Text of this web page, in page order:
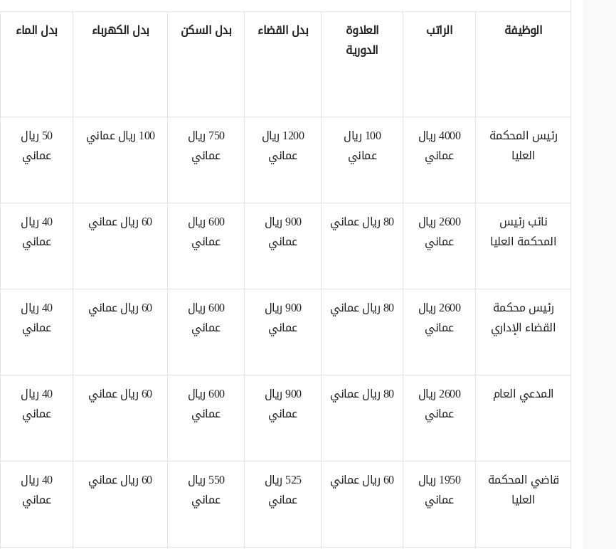
الوظيفة الراتب
العلاوة
الدورية
بدل القضاء بدل السكن بدل الكهرباء بدل الماء
رئيس المحكمة
العليا
4000 ريال
عماني
100 ريال
عماني
1200 ريال
عماني
750 ريال
عماني
100 ريال عماني
50 ريال
عماني
نائب رئيس
المحكمة العليا
2600 ريال
عماني
80 ريال عماني
900 ريال
عماني
600 ريال
عماني
60 ريال عماني
40 ريال
عماني
رئيس محكمة
القضاء الإداري
2600 ريال
عماني
80 ريال عماني
900 ريال
عماني
600 ريال
عماني
60 ريال عماني
40 ريال
عماني
المدعي العام
2600 ريال
عماني
80 ريال عماني
900 ريال
عماني
600 ريال
عماني
60 ريال عماني
40 ريال
عماني
قاضي المحكمة
العليا
1950 ريال
عماني
60 ريال عماني
525 ريال
عماني
550 ريال
عماني
60 ريال عماني
40 ريال
عماني